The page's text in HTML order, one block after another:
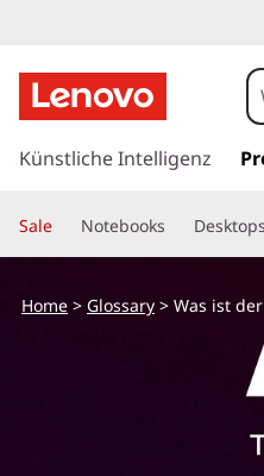
a
u
a
u
t
Künstliche Intelligenz
Sale Notebooks Desktops
Home > Glossary > Was ist